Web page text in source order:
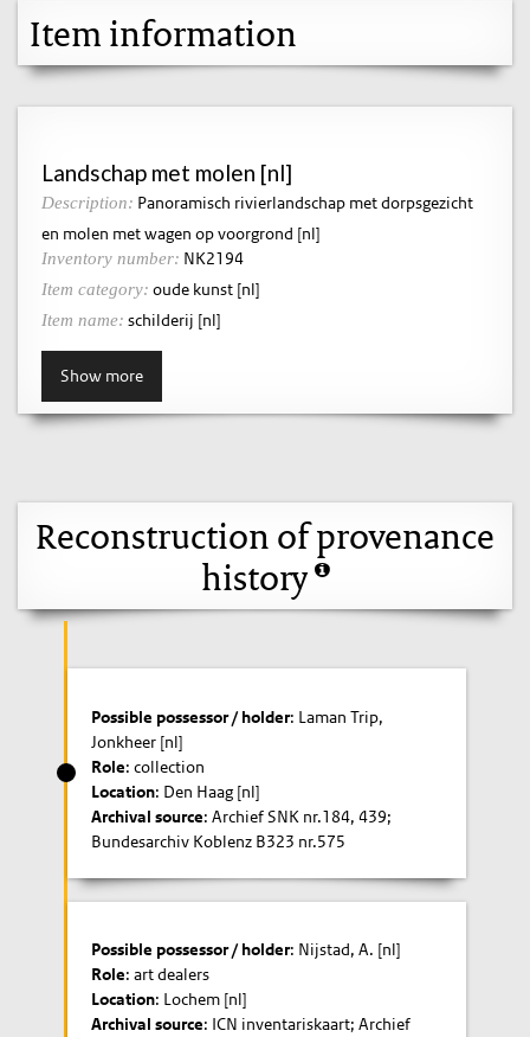
Item information
Landschap met molen [nl]
Description: Panoramisch rivierlandschap met dorpsgezicht
en molen met wagen op voorgrond [nl]
Inventory number: NK2194
Item category: oude kunst [nl]
Item name: schilderij [nl]
Show more
Reconstruction of provenance
history
Possible possessor / holder: Laman Trip,
Jonkheer [nl]
Role: collection
Location: Den Haag [nl]
Archival source: Archief SNK nr.184, 439;
Bundesarchiv Koblenz B323 nr.575
Possible possessor / holder: Nijstad, A. [nl]
Role: art dealers
Location: Lochem [nl]
Archival source: ICN inventariskaart; Archief